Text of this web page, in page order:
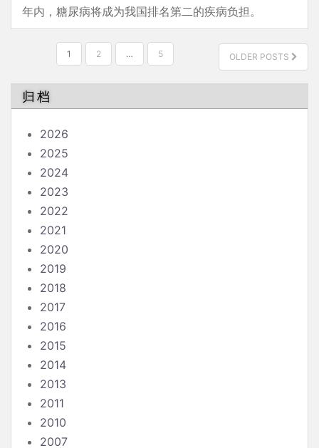
年内，糖尿病将成为我国排名第二的疾病负担。
分
页
1 2 … 5 OLDER POSTS
归档
2026
2025
2024
2023
2022
2021
2020
2019
2018
2017
2016
2015
2014
2013
2011
2010
2007